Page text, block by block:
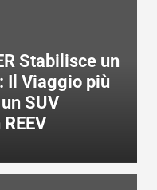
Stabilisce un
Il Viaggio più
SUV